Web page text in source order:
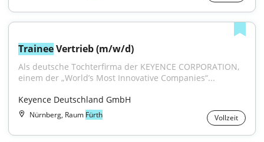
Trainee Vertrieb (m/w/d)
Als deutsche Tochterfirma der KEYENCE CORPORATION,
einem der „World’s Most Innovative Companies“...
Keyence Deutschland GmbH
Nürnberg, Raum Fürth Vollzeit